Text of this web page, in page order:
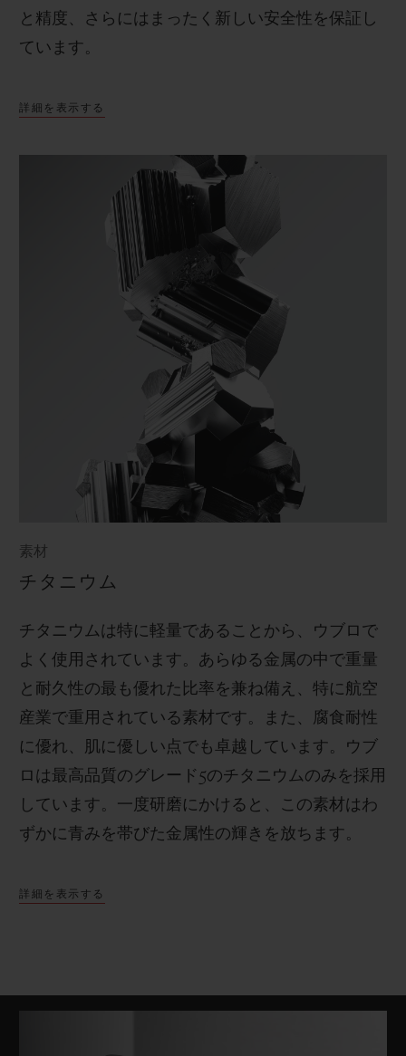
と精度、さらにはまったく新しい安全性を保証し
ています。
詳細を表示する
素材
チタニウム
チタニウムは特に軽量であることから、ウブロで
よく使用されています。あらゆる金属の中で重量
と耐久性の最も優れた比率を兼ね備え、特に航空
産業で重用されている素材です。また、腐食耐性
に優れ、肌に優しい点でも卓越しています。ウブ
ロは最高品質のグレード 5のチタニウムのみを採用
しています。一度研磨にかけると、この素材はわ
ずかに青みを帯びた金属性の輝きを放ちます。
詳細を表示する